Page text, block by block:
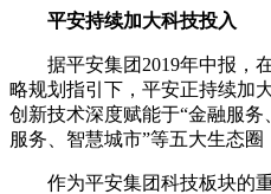
平安持续加大科技投入
据平安集团2019年中报，在
略规划指引下，平安正持续加
创新技术深度赋能于“金融服
服务、智慧城市”等五大生态圈
作为平安集团科技板块的重